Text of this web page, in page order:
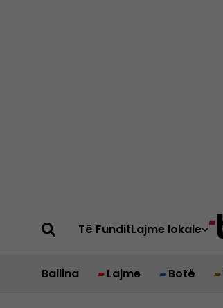
Të FunditLajme lokale
Ballina Lajme Botë